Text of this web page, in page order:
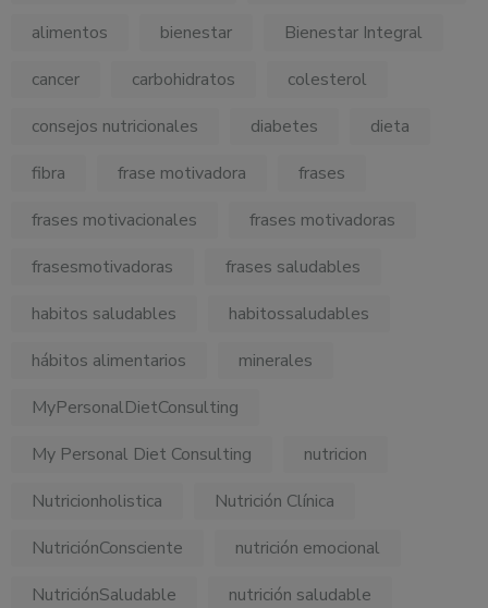
alimentos
bienestar
Bienestar Integral
cancer
carbohidratos
colesterol
consejos nutricionales
diabetes
dieta
fibra
frase motivadora
frases
frases motivacionales
frases motivadoras
frasesmotivadoras
frases saludables
habitos saludables
habitossaludables
hábitos alimentarios
minerales
MyPersonalDietConsulting
My Personal Diet Consulting
nutricion
Nutricionholistica
Nutrición Clínica
NutriciónConsciente
nutrición emocional
NutriciónSaludable
nutrición saludable